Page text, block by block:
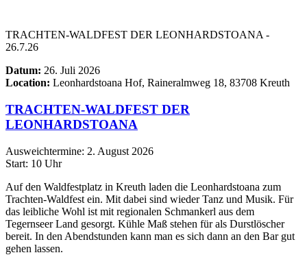
TRACHTEN-WALDFEST DER LEONHARDSTOANA -
26.7.26
Datum: 26. Juli 2026
Location: Leonhardstoana Hof, Raineralmweg 18, 83708 Kreuth
TRACHTEN-WALDFEST DER
LEONHARDSTOANA
Ausweichtermine: 2. August 2026
Start: 10 Uhr
Auf den Waldfestplatz in Kreuth laden die Leonhardstoana zum
Trachten-Waldfest ein. Mit dabei sind wieder Tanz und Musik. Für
das leibliche Wohl ist mit regionalen Schmankerl aus dem
Tegernseer Land gesorgt. Kühle Maß stehen für als Durstlöscher
bereit. In den Abendstunden kann man es sich dann an den Bar gut
gehen lassen.